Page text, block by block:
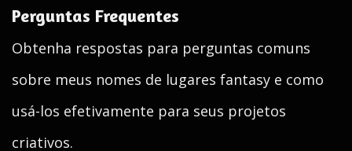
Perguntas Frequentes
Obtenha respostas para perguntas comuns
sobre meus nomes de lugares fantasy e como
usá-los efetivamente para seus projetos
criativos.